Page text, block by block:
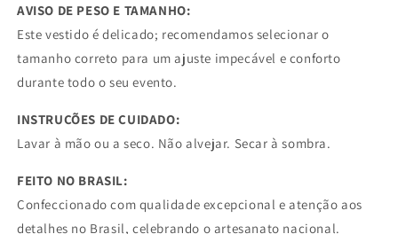
AVISO DE PESO E TAMANHO:
Este vestido é delicado; recomendamos selecionar o
tamanho correto para um ajuste impecável e conforto
durante todo o seu evento.
INSTRUÇÕES DE CUIDADO:
Lavar à mão ou a seco. Não alvejar. Secar à sombra.
FEITO NO BRASIL:
Confeccionado com qualidade excepcional e atenção aos
detalhes no Brasil, celebrando o artesanato nacional.